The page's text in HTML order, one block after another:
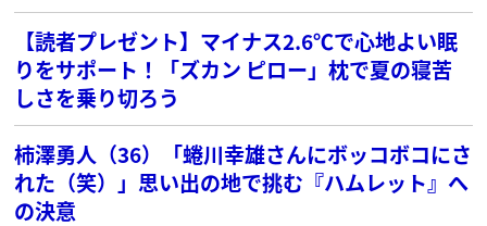
【読者プレゼント】マイナス2.6℃で心地よい眠
りをサポート！「ズカン ピロー」枕で夏の寝苦
しさを乗り切ろう
柿澤勇人（36）「蜷川幸雄さんにボッコボコにさ
れた（笑）」思い出の地で挑む『ハムレット』へ
の決意